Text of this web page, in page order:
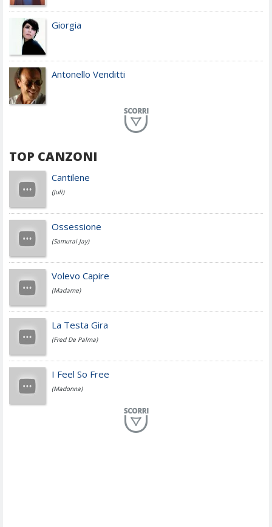
Giorgia
Antonello Venditti
Achille Lauro
Cesare Cremonini
Jovanotti
Fedez
Simone Cristicchi
TOP CANZONI
Cantilene
(Juli)
Ossessione
(Samurai Jay)
Volevo Capire
(Madame)
La Testa Gira
(Fred De Palma)
I Feel So Free
(Madonna)